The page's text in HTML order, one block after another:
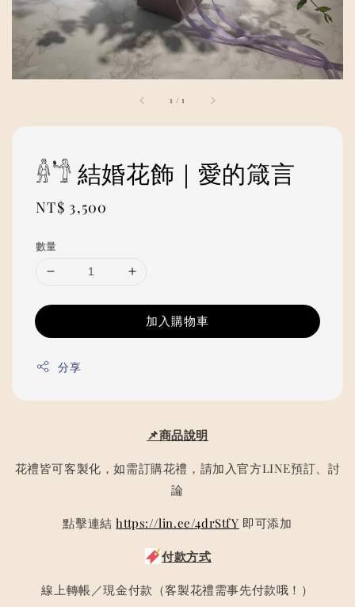
1 /1
𓁆𓁙 結婚花飾｜愛的箴言
Regular
NT$ 3,500
數量
加入購物車
分享
📌商品說明
花禮皆可客製化，如需訂購花禮，請加入官方LINE預訂、討
論
點擊連結https://lin.ee/4drStfY 即可添加
付款方式
線上轉帳／現金付款（客製花禮需事先付款哦！）